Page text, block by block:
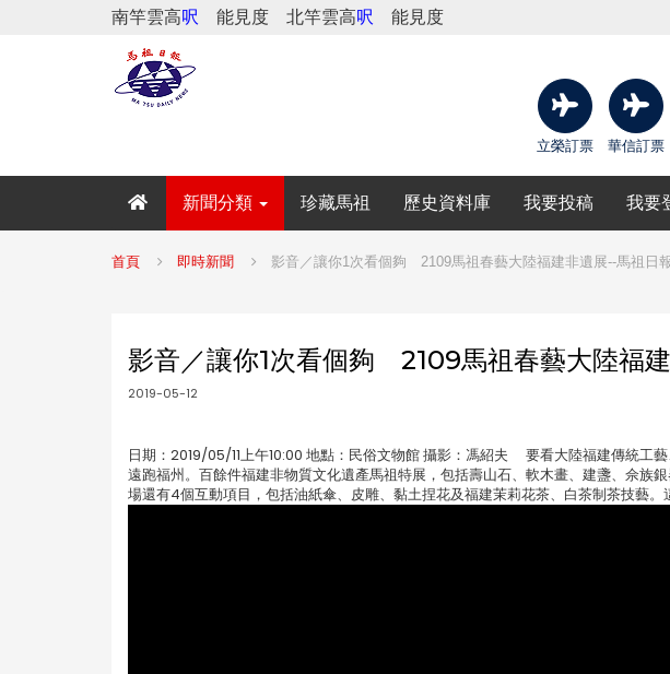
南竿雲高呎 能見度 北竿雲高呎 能見度
立榮訂票 華信訂票
新聞分類 珍藏馬祖 歷史資料庫 我要投稿 我要
首頁 即時新聞 影音／讓你1次看個夠 2109馬祖春藝大陸福建非遺展--馬祖日
影音／讓你1次看個夠 2109馬祖春藝大陸福
2019-05-12
日期：2019/05/11上午10:00 地點：民俗文物館 攝影：馮紹夫 要看大陸福建傳統工
遠跑福州。百餘件福建非物質文化遺產馬祖特展，包括壽山石、軟木畫、建盞、佘
場還有4個互動項目，包括油紙傘、皮雕、黏土捏花及福建茉莉花茶、白茶制茶技藝。